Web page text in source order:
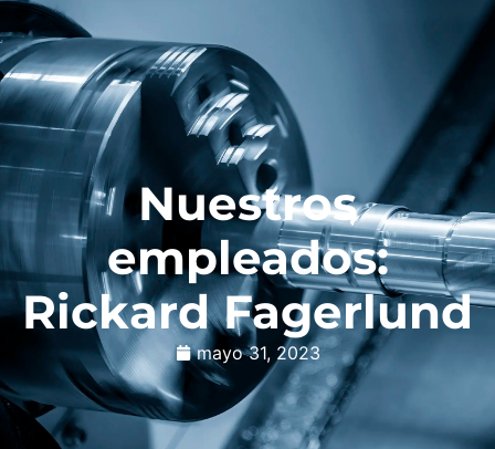
Nuestros
empleados:
Rickard Fagerlund
mayo 31, 2023